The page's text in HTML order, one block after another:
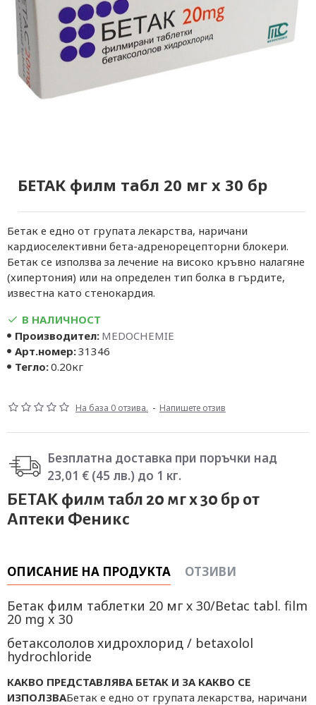
БЕТАК филм табл 20 мг х 30 бр
В НАЛИЧНОСТ
Производител: MEDOCHEMIE
Арт.номер:31346
Тегло:0.20кг
На база 0 отзива. - Напишете отзив
Бетак е едно от групата лекарства, наричани
кардиоселективни бета-адренорецепторни блокери.
Бетак се използва за лечение на високо кръвно налагяне
(хипертония) или на определен тип болка в гърдите,
известна като стенокардия.
Безплатна доставка при поръчки над
23,01 € (45 лв.) до 1 кг.
БЕТАК филм табл 20 мг х 30 бр от
Аптеки Феникс
ОПИСАНИЕ НА ПРОДУКТА ОТЗИВИ
Бетак филм таблетки 20 мг х 30/Betac tabl. film
20 mg x 30
бетаксололов хидрохлорид / betaxolol
hydrochloride
КАКВО ПРЕДСТАВЛЯВА БЕТАК И ЗА КАКВО СЕ
ИЗПОЛЗВАБетак е едно от групата лекарства, наричани